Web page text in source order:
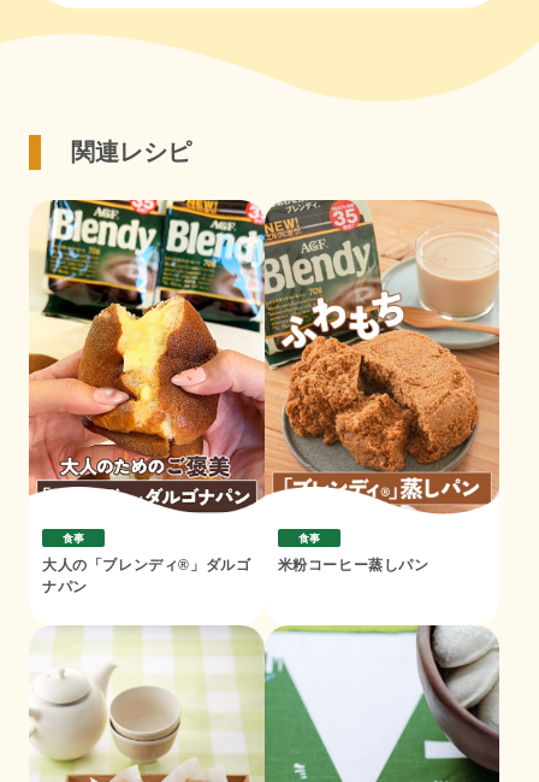
関連レシピ
食事
大人の「ブレンディ®」ダルゴ
ナパン
食事
米粉コーヒー蒸しパン